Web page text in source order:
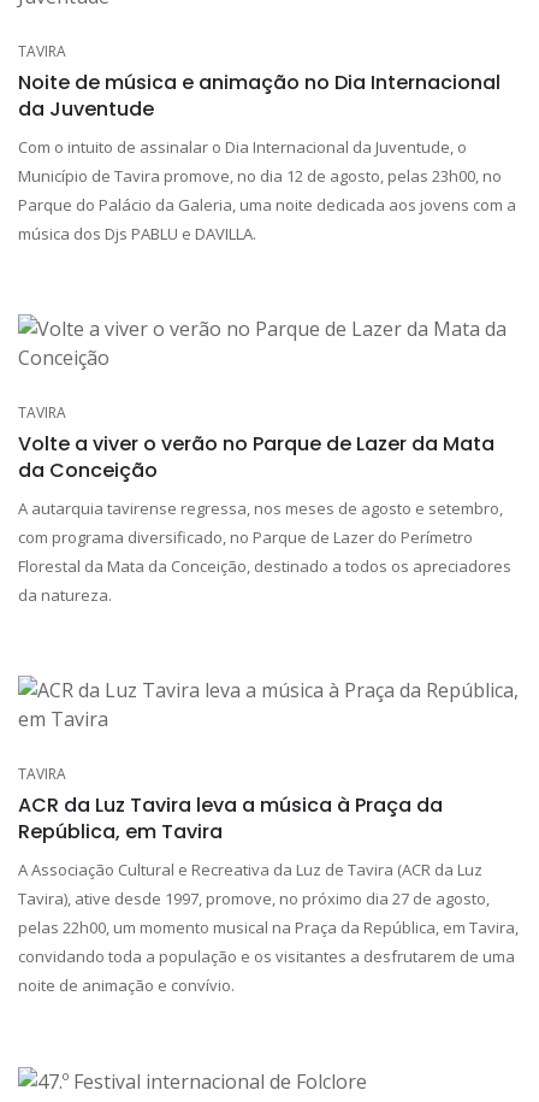
TAVIRA
Noite de música e animação no Dia Internacional
da Juventude
Com o intuito de assinalar o Dia Internacional da Juventude, o
Município de Tavira promove, no dia 12 de agosto, pelas 23h00, no
Parque do Palácio da Galeria, uma noite dedicada aos jovens com a
música dos Djs PABLU e DAVILLA.
TAVIRA
Volte a viver o verão no Parque de Lazer da Mata
da Conceição
A autarquia tavirense regressa, nos meses de agosto e setembro,
com programa diversificado, no Parque de Lazer do Perímetro
Florestal da Mata da Conceição, destinado a todos os apreciadores
da natureza.
TAVIRA
ACR da Luz Tavira leva a música à Praça da
República, em Tavira
A Associação Cultural e Recreativa da Luz de Tavira (ACR da Luz
Tavira), ative desde 1997, promove, no próximo dia 27 de agosto,
pelas 22h00, um momento musical na Praça da República, em Tavira,
convidando toda a população e os visitantes a desfrutarem de uma
noite de animação e convívio.